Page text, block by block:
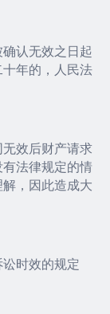
认无效之日起
年的，人民法
效后财产请求
法律规定的情
，因此造成大
时效的规定